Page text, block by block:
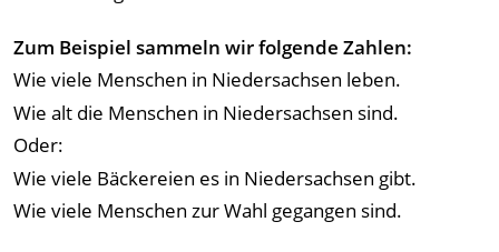
Zum Beispiel sammeln wir folgende Zahlen:
Wie viele Menschen in Niedersachsen leben.
Wie alt die Menschen in Niedersachsen sind.
Oder:
Wie viele Bäckereien es in Niedersachsen gibt.
Wie viele Menschen zur Wahl gegangen sind.